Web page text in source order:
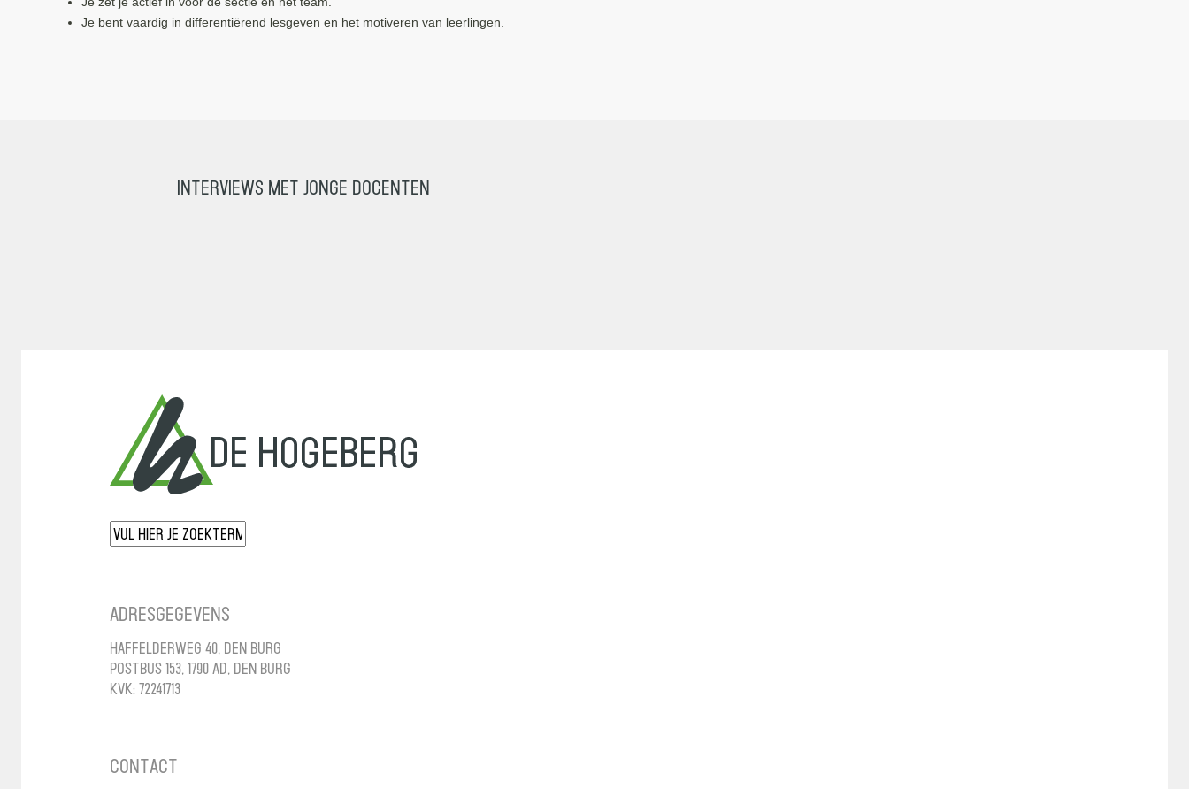
Je bent vaardig in differentiërend lesgeven en het motiveren van leerlingen.
Interviews met jonge docenten
Adresgegevens
Haffelderweg 40, Den Burg
Postbus 153, 1790 AD, Den Burg
KvK: 72241713
Contact